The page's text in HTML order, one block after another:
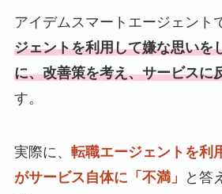
アイデムスマートエージェント
ジェントを利用して嫌な思いを
に、改善策を考え、サービスに
す。
実際に、 転職エージェントを利
がサービス自体に「不満」
と答